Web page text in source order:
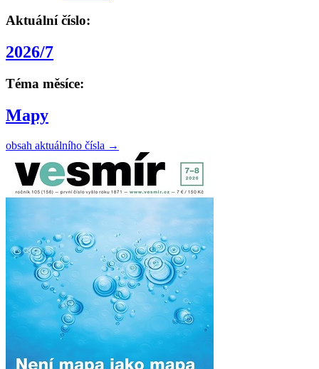
Aktuální číslo:
2026/7
Téma měsíce:
Mapy
obsah aktuálního čísla →